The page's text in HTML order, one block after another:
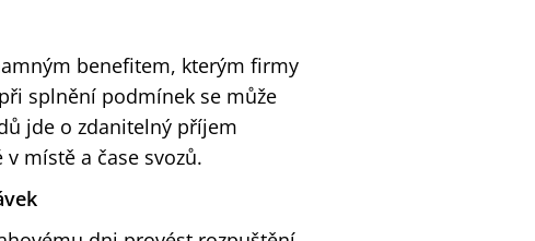
benefitem, kterým firmy
splnění podmínek se může
jde o zdanitelný příjem
místě a čase svozů.